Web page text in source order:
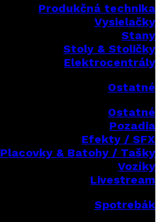
Produkčná technika
Vysielačky
Stany
Stoly & Stoličky
Elektrocentrály
Ostatné
Ostatné
Pozadia
Efekty / SFX
Placovky & Batohy / Tašky
Vozíky
Livestream
Spotrebák